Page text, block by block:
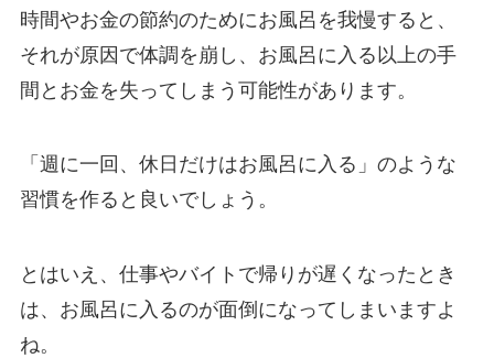
時間やお金の節約のためにお風呂を我慢すると、
それが原因で体調を崩し、お風呂に入る以上の手
間とお金を失ってしまう可能性があります。
「週に一回、休日だけはお風呂に入る」のような
習慣を作ると良いでしょう。
とはいえ、仕事やバイトで帰りが遅くなったとき
は、お風呂に入るのが面倒になってしまいますよ
ね。